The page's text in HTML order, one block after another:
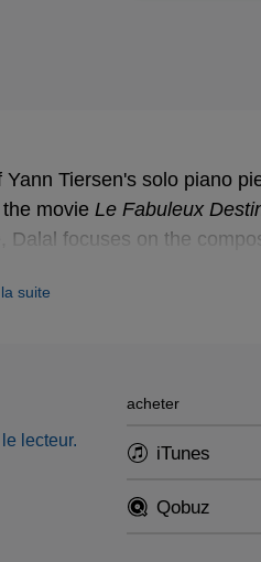
Tiersen's solo piano
movie Le Fabuleux
focuses on the
suite
lecteur.
acheter
iTunes
Qobuz